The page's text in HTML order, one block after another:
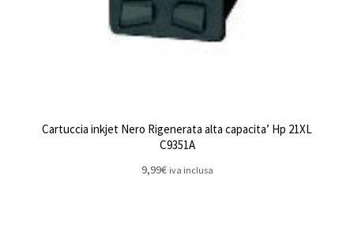
Cartuccia inkjet Nero Rigenerata alta capacita’ Hp 21XL
C9351A
9,99€ iva inclusa